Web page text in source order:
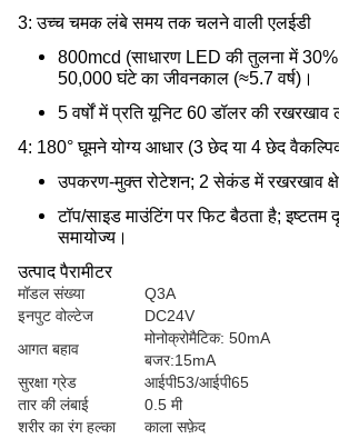
3: उच्च चमक लंबे समय तक चलने वाली एलईडी
800mcd (साधारण LED की तुलना में
50,000 घंटे का जीवनकाल (≈5.7 वर्ष)।
5 वर्षों में प्रति यूनिट 60 डॉलर की रखरखाव
4: 180° घूमने योग्य आधार (3 छेद या 4 छेद
उपकरण-मुक्त रोटेशन; 2 सेकंड में रखरखाव
टॉप/साइड माउंटिंग पर फिट बैठता है; इष्टतम
समायोज्य।
उत्पाद पैरामीटर
मॉडल संख्या
Q3A
इनपुट वोल्टेज
DC24V
आगत बहाव
मोनोक्रोमैटिक: 50mA
बजर:15mA
सुरक्षा ग्रेड
आईपी53/आईपी65
तार की लंबाई
0.5 मी
शरीर का रंग हल्का
काला सफ़ेद